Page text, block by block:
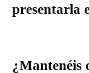
presentarla
¿Mantenéis